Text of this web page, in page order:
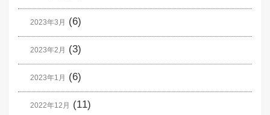
2023年3月 (6)
2023年2月 (3)
2023年1月 (6)
2022年12月 (11)